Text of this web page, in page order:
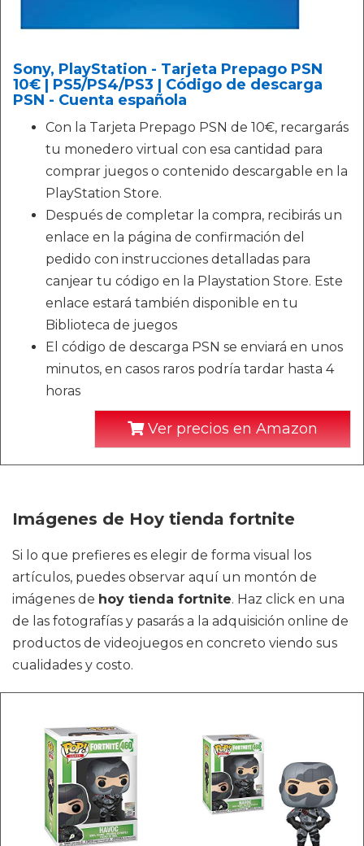
Sony, PlayStation - Tarjeta Prepago PSN
10€ | PS5/PS4/PS3 | Código de descarga
PSN - Cuenta española
Con la Tarjeta Prepago PSN de 10€, recargarás
tu monedero virtual con esa cantidad para
comprar juegos o contenido descargable en la
PlayStation Store.
Después de completar la compra, recibirás un
enlace en la página de confirmación del
pedido con instrucciones detalladas para
canjear tu código en la Playstation Store. Este
enlace estará también disponible en tu
Biblioteca de juegos
El código de descarga PSN se enviará en unos
minutos, en casos raros podría tardar hasta 4
horas
Ver precios en Amazon
Imágenes de Hoy tienda fortnite
Si lo que prefieres es elegir de forma visual los
artículos, puedes observar aquí un montón de
imágenes de hoy tienda fortnite. Haz click en una
de las fotografías y pasarás a la adquisición online de
productos de videojuegos en concreto viendo sus
cualidades y costo.